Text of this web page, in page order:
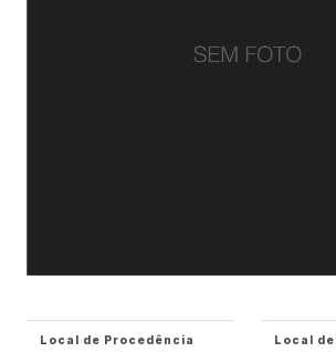
Local de Procedência Local